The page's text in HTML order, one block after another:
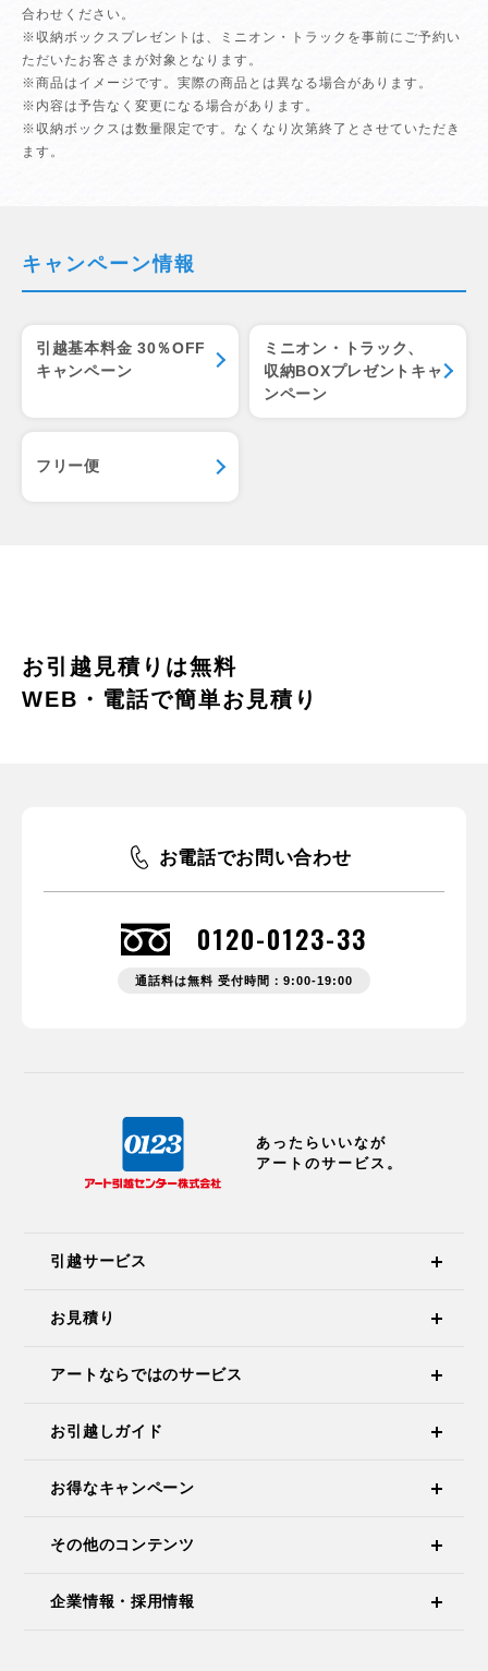
合わせください。
※収納ボックスプレゼントは、ミニオン・トラックを事前にご予約い
ただいたお客さまが対象となります。
※商品はイメージです。実際の商品とは異なる場合があります。
※内容は予告なく変更になる場合があります。
※収納ボックスは数量限定です。なくなり次第終了とさせていただき
ます。
キャンペーン情報
引越基本料金 30％OFF
キャンペーン
ミニオン・トラック、
収納BOXプレゼントキャ
ンペーン
フリー便
お引越見積りは無料
WEB・電話で簡単お見積り
お電話でお問い合わせ
0120-0123-33
通話料は無料 受付時間：9:00-19:00
あったらいいなが
アートのサービス。
引越サービス
お見積り
アートならではのサービス
お引越しガイド
お得なキャンペーン
その他のコンテンツ
企業情報・採用情報